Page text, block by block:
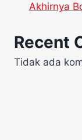
Akhirnya
Recent
Tidak ada